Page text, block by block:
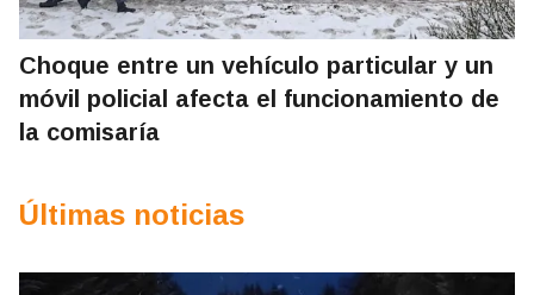
Choque entre un vehículo particular y un
móvil policial afecta el funcionamiento de
la comisaría
Últimas noticias